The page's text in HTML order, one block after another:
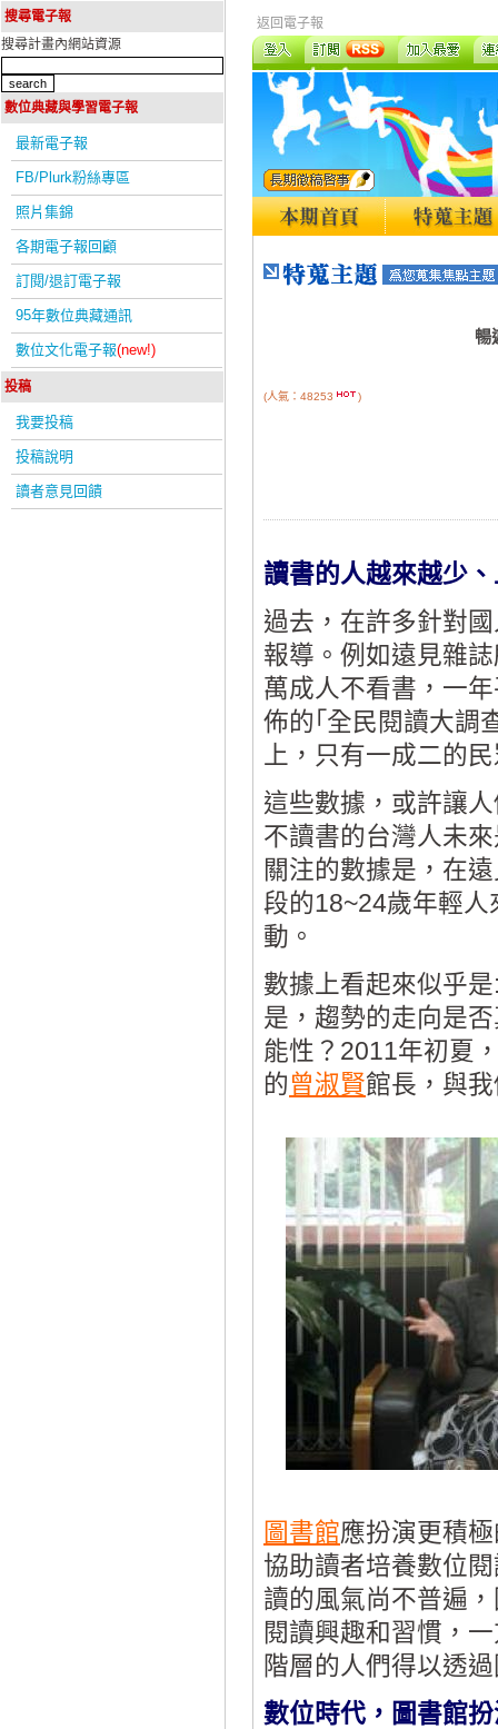
搜尋電子報
搜尋計畫內網站資源
數位典藏與學習電子報
最新電子報
FB/Plurk粉絲專區
照片集錦
各期電子報回顧
訂閱/退訂電子報
95年數位典藏通訊
數位文化電子報(new!)
投稿
我要投稿
投稿說明
讀者意見回饋
返回電子報
暢
(人氣：48253 )
讀書的人越來越少
過去，在許多針對
報導。例如遠見雜
萬成人不看書，一
佈的｢全民閱讀大調
上，只有一成二的
這些數據，或許讓
不讀書的台灣人未
關注的數據是，在
段的18~24歲年輕
動。
數據上看起來似乎
是，趨勢的走向是
能性？2011年初夏
的曾淑賢館長，與
圖書館應扮演更積
協助讀者培養數位
讀的風氣尚不普遍
閱讀興趣和習慣，
階層的人們得以透
數位時代，圖書館